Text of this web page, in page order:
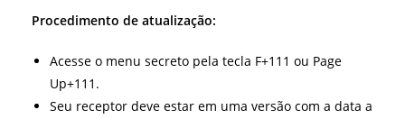
Procedimento de atualização:
Acesse o menu secreto pela tecla F+111 ou Page
Up+111.
Seu receptor deve estar em uma versão com a data a